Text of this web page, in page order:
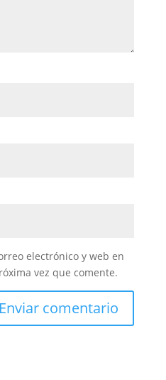
electrónico y web en
vez que comente.